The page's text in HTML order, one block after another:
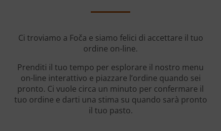
Ci troviamo a Foča e siamo felici di accettare il tuo
ordine on-line.
Prenditi il tuo tempo per esplorare il nostro menu
on-line interattivo e piazzare l’ordine quando sei
pronto. Ci vuole circa un minuto per confermare il
tuo ordine e darti una stima su quando sarà pronto
il tuo pasto.